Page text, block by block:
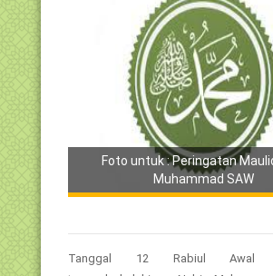
Foto untuk : Peringatan
Muhammad SAW
Tanggal 12 Rabiul Awal